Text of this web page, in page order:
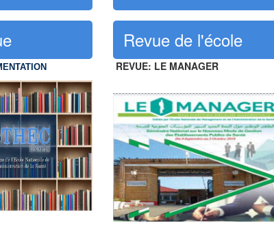
Revue de l'école
REVUE: LE MANAGER